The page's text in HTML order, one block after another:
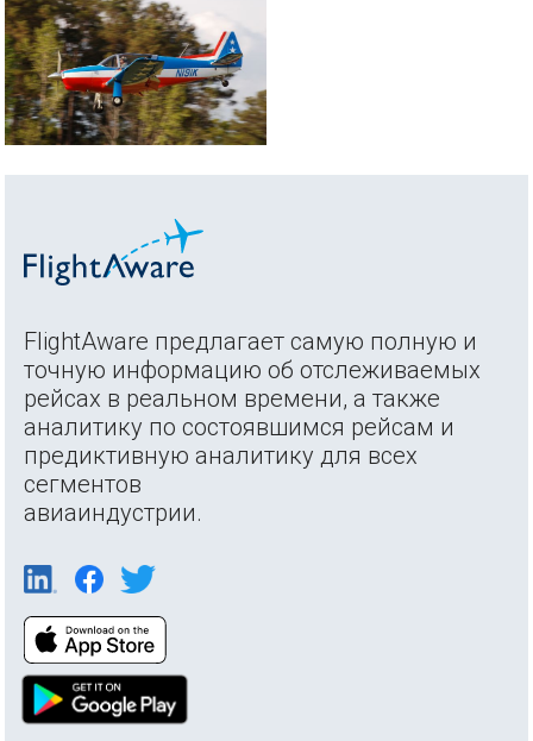
FlightAware предлагает самую полную и
точную информацию об отслеживаемых
рейсах в реальном времени, а также
аналитику по состоявшимся рейсам и
предиктивную аналитику для всех
сегментов
авиаиндустрии.